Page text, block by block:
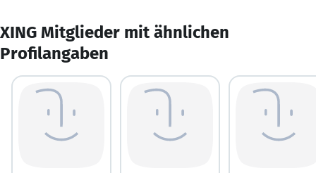
XING Mitglieder mit ähnlichen
Profilangaben